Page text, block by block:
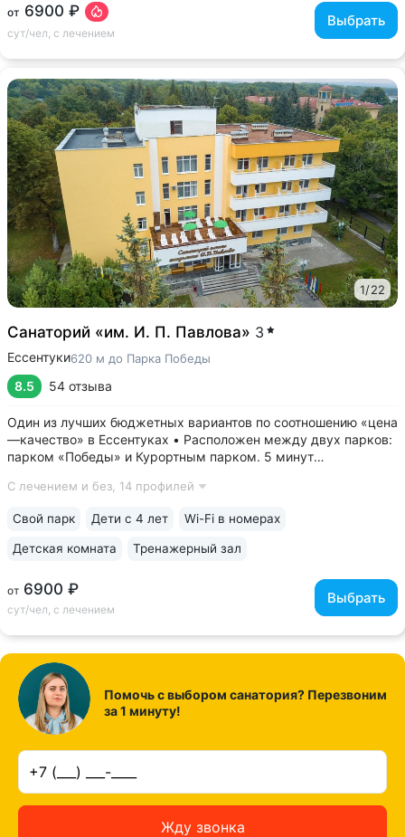
от 6900 ₽
сут/чел, с лечением
Выбрать
1/22
Санаторий «им. И. П. Павлова» 3
Ессентуки620 м до Парка Победы
8.5 54 отзыва
Один из лучших бюджетных вариантов по соотношению «цена
—качество» в Ессентуках • Расположен между двух парков:
парком «Победы» и Курортным парком. 5 минут
минеральной водой «Ессентуки № 4, «Ессентуки—Новая» •
С лечением и без, 14 профилей
от 6900 ₽
сут/чел, с лечением
Выбрать
Свой парк Дети с 4 лет Wi-Fi в номерах
Детская комната Тренажерный зал
Помочь с выбором санатория? Перезвоним
за 1 минуту!
Жду звонка